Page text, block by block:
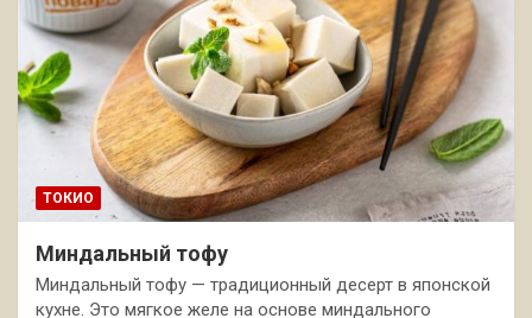
ТОКИО
Миндальный тофу
Миндальный тофу — традиционный десерт в японской
кухне. Это мягкое желе на основе миндального